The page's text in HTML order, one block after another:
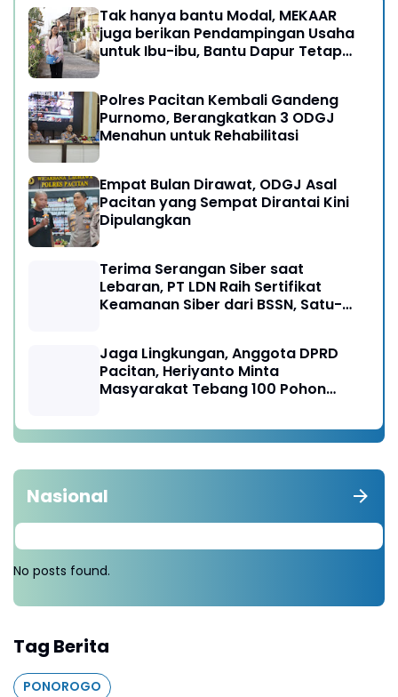
Tak hanya bantu Modal, MEKAAR
juga berikan Pendampingan Usaha
untuk Ibu-ibu, Bantu Dapur Tetap
Polres Pacitan Kembali Gandeng
Purnomo, Berangkatkan 3 ODGJ
Menahun untuk Rehabilitasi
Empat Bulan Dirawat, ODGJ Asal
Pacitan yang Sempat Dirantai Kini
Dipulangkan
Terima Serangan Siber saat
Lebaran, PT LDN Raih Sertifikat
Keamanan Siber dari BSSN, Satu-
Jaga Lingkungan, Anggota DPRD
Pacitan, Heriyanto Minta
Masyarakat Tebang 100 Pohon
Nasional
No posts found.
Tag Berita
PONOROGO